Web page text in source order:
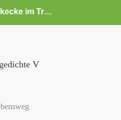
Meine Lyrikecke im Traumschloss
V